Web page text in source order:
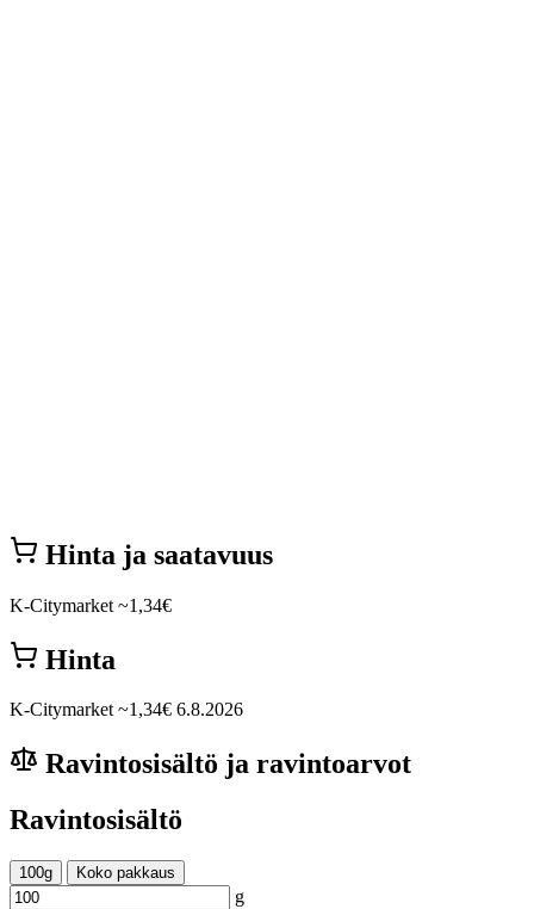
Hinta ja saatavuus
K-Citymarket ~1,34€
Hinta
K-Citymarket ~1,34€ 6.8.2026
Ravintosisältö ja ravintoarvot
Ravintosisältö
100g Koko pakkaus
g